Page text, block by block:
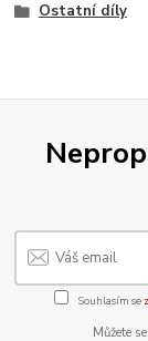
Ostatní díly
Souhlasím se
Můžete